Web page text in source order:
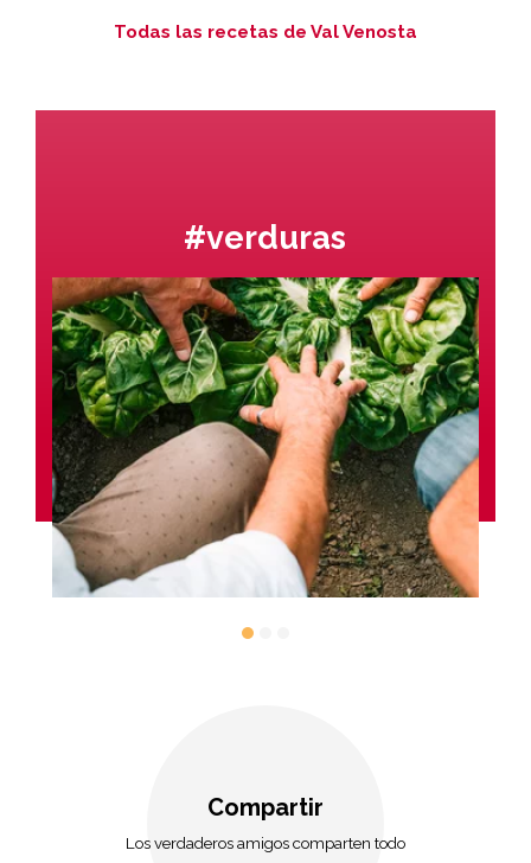
Todas las recetas de Val Venosta
#verduras
Compartir
Los verdaderos amigos comparten todo